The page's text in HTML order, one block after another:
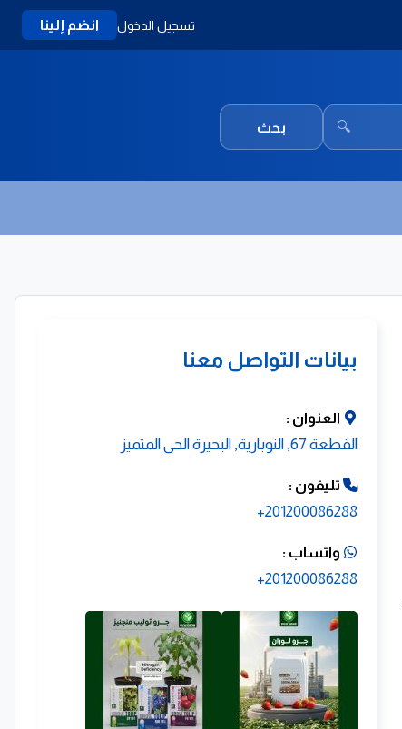
تسجيل الدخول انضم إلينا
🔍 بحث
بيانات التواصل معنا
العنوان :
القطعة 67, النوبارية, البحيرة الحى المتميز
تليفون :
201200086288+
واتساب :
201200086288+